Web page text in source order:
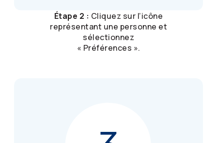
Étape 2 : Cliquez sur l’icône
représentant une personne et
sélectionnez
« Préférences ».